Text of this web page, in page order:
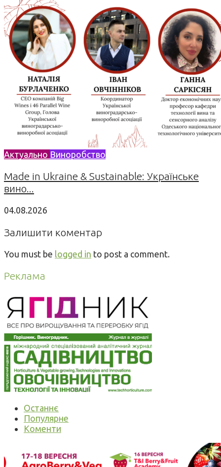
Актуально Виноробство
Made in Ukraine & Sustainable: Українське
вино...
04.08.2026
Залишити коментар
You must be logged in to post a comment.
Реклама
Останнє
Популярне
Коменти